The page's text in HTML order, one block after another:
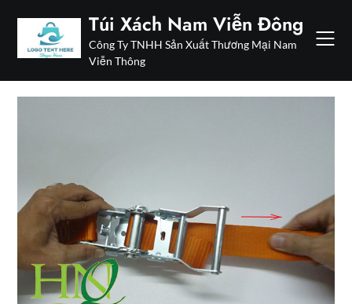
content
Túi Xách Nam Viễn Đông
Công Ty TNHH Sản Xuất Thương Mại Nam
Viễn Thông